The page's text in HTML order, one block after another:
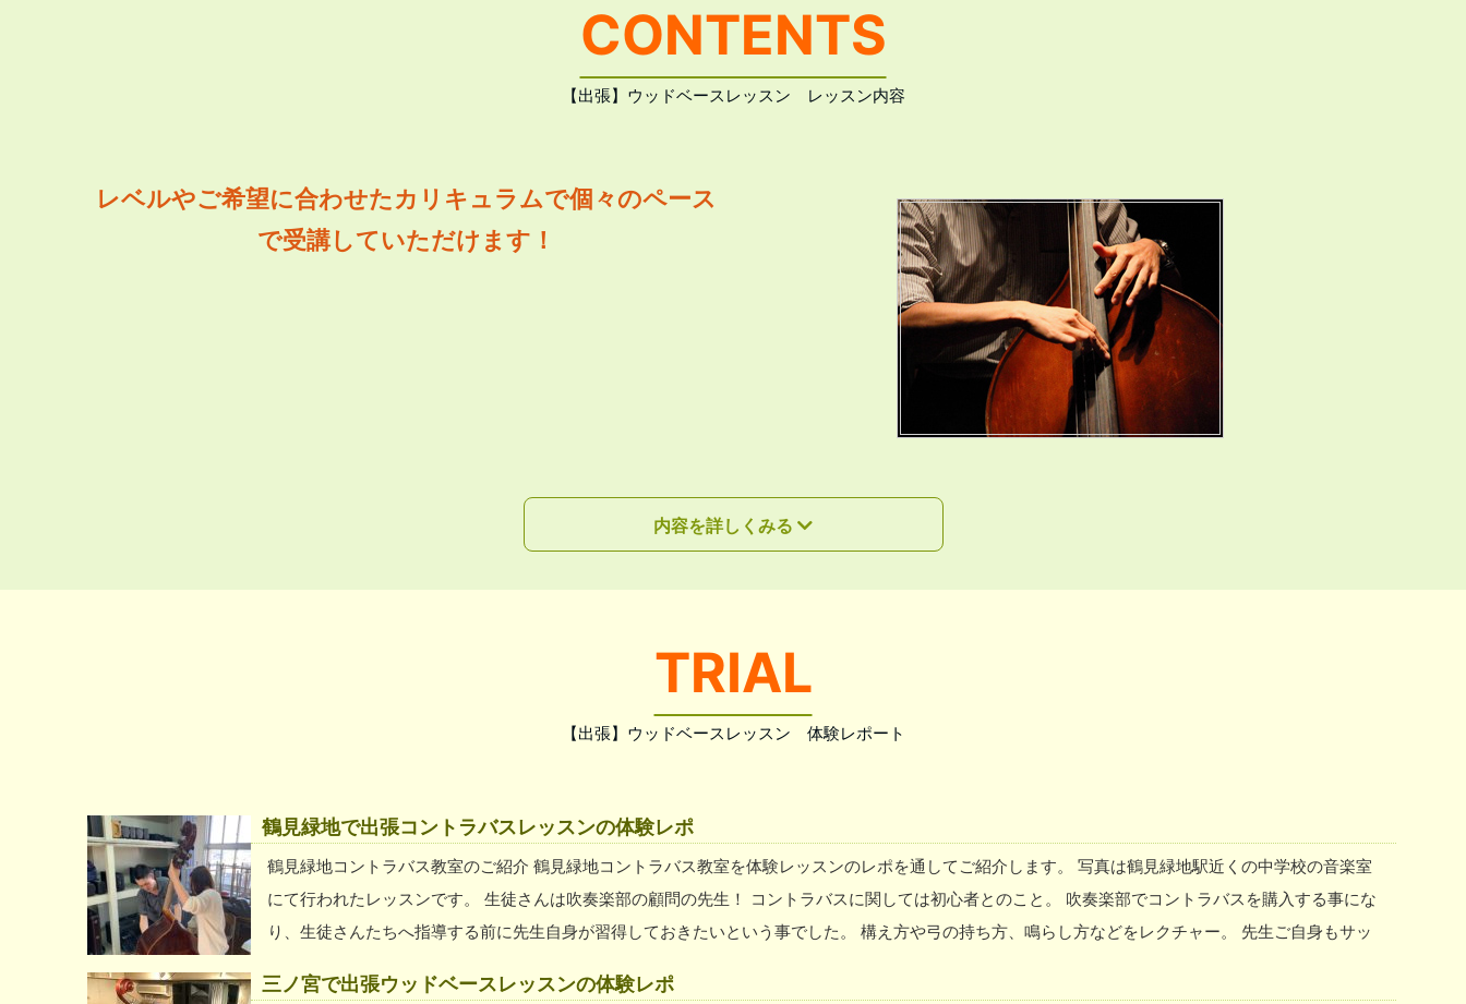
【出張】ウッドベースレッスン レッスン内容
CONTENTS
レベルやご希望に合わせたカリキュラムで個々のペース
で受講していただけます！
内容を詳しくみる
【出張】ウッドベースレッスン 体験レポート
TRIAL
鶴見緑地で出張コントラバスレッスンの体験レポ
鶴見緑地コントラバス教室のご紹介 鶴見緑地コントラバス教室を体験レッスンのレポを通してご紹介します。 写真は鶴見緑地駅近くの中学校の音楽室
にて行われたレッスンです。 生徒さんは吹奏楽部の顧問の先生！ コントラバスに関しては初心者とのこと。 吹奏楽部でコントラバスを購入する事にな
り、生徒さんたちへ指導する前に先生自身が習得しておきたいという事でした。 構え方や弓の持ち方、鳴らし方などをレクチャー。 先生ご自身もサッ
合奏に取り入れる事が出来ますように！ 鶴見緑地周辺担当のコントラバス講師 写真の講師は、音大出身の講師です。 クラシックから、ポピュラー系の
三ノ宮で出張ウッドベースレッスンの体験レポ